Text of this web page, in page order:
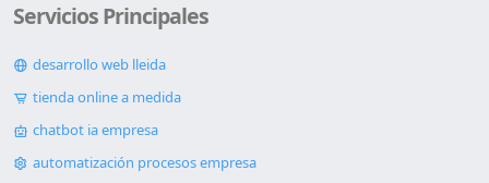
Servicios Principales
desarrollo web lleida
tienda online a medida
chatbot ia empresa
automatización procesos empresa